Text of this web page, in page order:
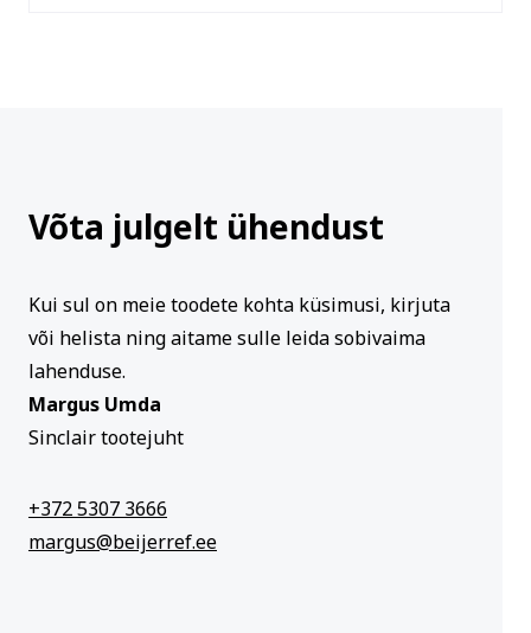
Võta julgelt ühendust
Kui sul on meie toodete kohta küsimusi, kirjuta
või helista ning aitame sulle leida sobivaima
lahenduse.
Margus Umda
Sinclair tootejuht
+372 5307 3666
margus@beijerref.ee